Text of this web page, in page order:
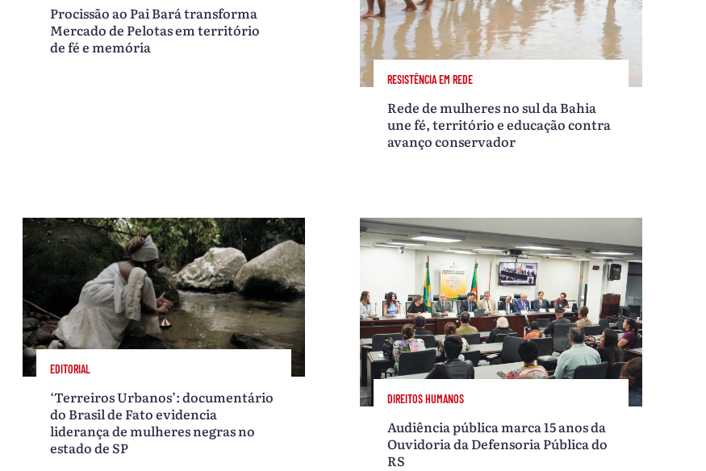
Procissão ao Pai Bará transforma
Mercado de Pelotas em território
de fé e memória
RESISTÊNCIA EM REDE
Rede de mulheres no sul da Bahia
une fé, território e educação contra
avanço conservador
EDITORIAL
‘Terreiros Urbanos’: documentário
do Brasil de Fato evidencia
liderança de mulheres negras no
estado de SP
DIREITOS HUMANOS
Audiência pública marca 15 anos da
Ouvidoria da Defensoria Pública do
RS